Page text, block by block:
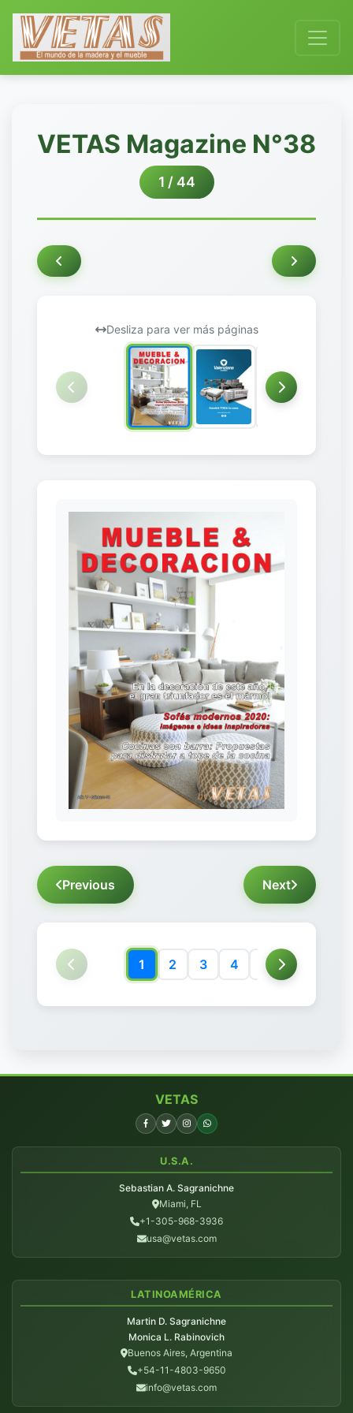
VETAS Magazine N°38
1 / 44
Desliza para ver más páginas
Previous Next
1 2 3 4 5 6
VETAS
U.S.A.
Sebastian A. Sagranichne
Miami, FL
+1-305-968-3936
usa@vetas.com
LATINOAMÉRICA
Martin D. Sagranichne
Monica L. Rabinovich
Buenos Aires, Argentina
+54-11-4803-9650
info@vetas.com